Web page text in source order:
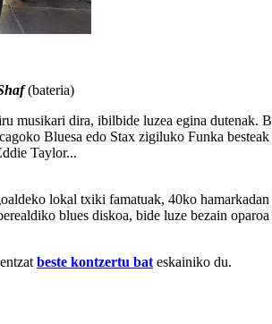
(bateria)
musikari dira, ibilbide luzea egina
Bluesa edo Stax zigiluko Funka
Taylor...
lokal txiki famatuak, 40ko
blues diskoa, bide luze bezain
beste kontzertu bat eskainiko du.